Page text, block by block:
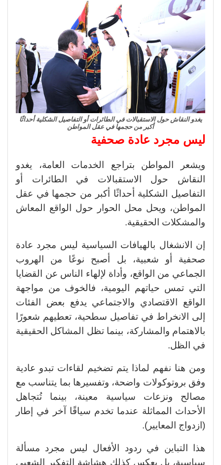
يغدو النقاش حول الاستقبالات في الطائرات أو التفاصيل الشكلية أحداثًا
أكبر من حجمها في عقل المواطن
ليس مجرد عادة صحفية
ويشعر المواطن بتراجع الخدمات العامة، يغدو
النقاش حول الاستقبالات في الطائرات أو
التفاصيل الشكلية أحداثًا أكبر من حجمها في عقل
المواطن، ويحل محل الحوار حول الواقع المعاش
والمشكلات الحقيقية.
إن الانشغال بالهيافات السياسية ليس مجرد عادة
صحفية أو شعبية، بل أصبح نوعًا من الهروب
الجماعي من الواقع، وأداة لإلهاء الناس عن القضايا
التي تمس حياتهم اليومية، فالخوف من مواجهة
الواقع الاقتصادي والاجتماعي يدفع بعض الفئات
إلى الانخراط في تفاصيل سطحية، تعطيهم شعورًا
بالاهتمام والمشاركة، بينما تظل المشاكل الحقيقية
في الظل.
ومن هنا نفهم لماذا يتم تضخيم لقاءات تبدو عادية
وفق بروتوكولات واضحة، وتفسيرها بما يتناسب مع
مصالح ونزعات سياسية معينة، بينما تُتجاهل
الأحداث المماثلة عندما تخدم سياقًا آخر في إطار
(ازدواج المعايير).
هذا التباين في ردود الأفعال ليس مجرد مسألة
سياسية، بل يعكس كذلك هشاشة التفكير الشعبي